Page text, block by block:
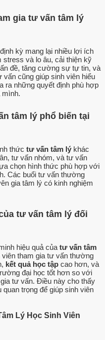
gia tư vấn tâm lý
định kỳ mang lại nhiều lợi ích
stress và lo âu, cải thiện kỹ
đề, tăng cường sự tự tin, và
vấn cũng giúp sinh viên hiểu
ra những quyết định phù hợp
tâm lý phổ biến tại
thức tư vấn tâm lý khác
tư vấn nhóm, và tư vấn
chọn hình thức phù hợp với
Các buổi tư vấn thường
gia tâm lý có kinh nghiệm
tư vấn tâm lý đối
hiệu quả của tư vấn tâm
tham gia tư vấn thường
kết quả học tập cao hơn, và
đại học tốt hơn so với
tư vấn. Điều này cho thấy
quan trọng để giúp sinh viên
Lý Học Sinh Viên